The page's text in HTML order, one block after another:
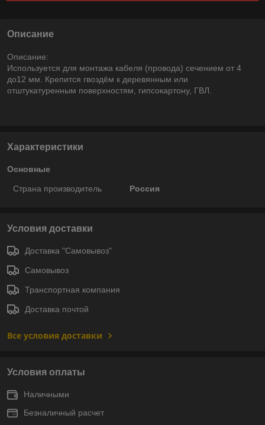
Описание
Описание:
Используется для монтажа кабеля (провода) сечением от 4
до12 мм. Крепится гвоздём к деревянным или
отштукатуренным поверхностям, гипсокартону, ГВЛ.
Характеристики
Основные
Страна производитель Россия
Условия доставки
Доставка "Самовывоз"
Самовывоз
Транспортная компания
Доставка почтой
Все условия доставки
Условия оплаты
Наличными
Безналичный расчет